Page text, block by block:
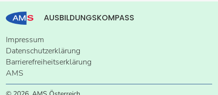
AUSBILDUNGSKOMPASS
Impressum
Datenschutzerklärung
Barrierefreiheitserklärung
AMS